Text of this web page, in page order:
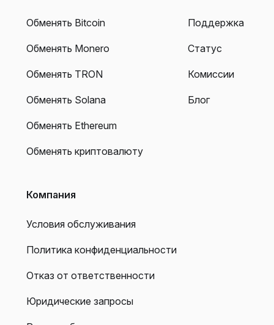
Обменять Bitcoin
Обменять Monero
Обменять TRON
Обменять Solana
Обменять Ethereum
Обменять криптовалюту
Поддержка
Статус
Комиссии
Блог
Компания
Условия обслуживания
Политика конфиденциальности
Отказ от ответственности
Юридические запросы